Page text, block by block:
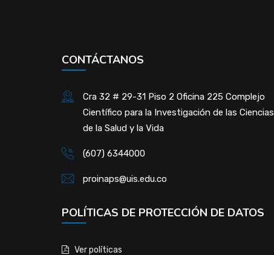
CONTÁCTANOS
Cra 32 # 29-31 Piso 2 Oficina 225 Complejo
Científico para la Investigación de las Ciencias
de la Salud y la Vida
(607) 6344000
proinaps@uis.edu.co
POLÍTICAS DE PROTECCIÓN DE DATOS
Ver políticas